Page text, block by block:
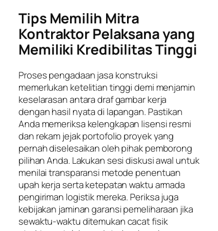
Tips Memilih Mitra
Kontraktor Pelaksana yang
Memiliki Kredibilitas Tinggi
Proses pengadaan jasa konstruksi
memerlukan ketelitian tinggi demi menjamin
keselarasan antara draf gambar kerja
dengan hasil nyata di lapangan. Pastikan
Anda memeriksa kelengkapan lisensi resmi
dan rekam jejak portofolio proyek yang
pernah diselesaikan oleh pihak pemborong
pilihan Anda. Lakukan sesi diskusi awal untuk
menilai transparansi metode penentuan
upah kerja serta ketepatan waktu armada
pengiriman logistik mereka. Periksa juga
kebijakan jaminan garansi pemeliharaan jika
sewaktu-waktu ditemukan cacat fisik